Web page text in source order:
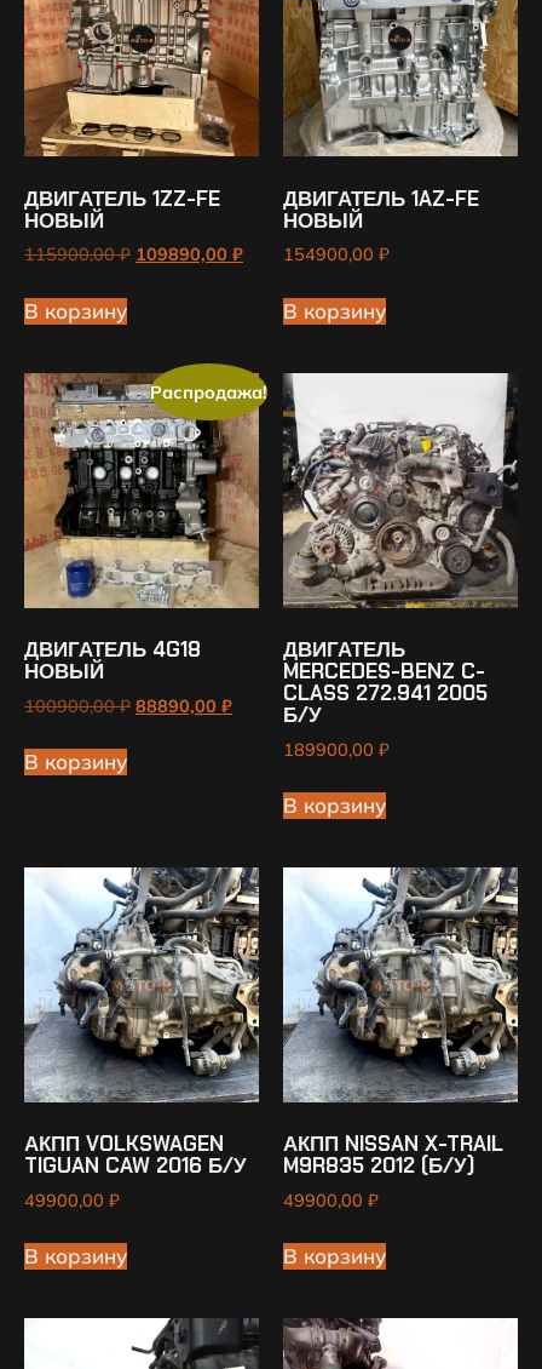
ДВИГАТЕЛЬ 1ZZ-FE
НОВЫЙ
115900,00₽ 109890,00 ₽
В корзину
ДВИГАТЕЛЬ 1AZ-FE
НОВЫЙ
154900,00 ₽
В корзину
Распродажа!
ДВИГАТЕЛЬ 4G18
НОВЫЙ
100900,00₽ 88890,00 ₽
В корзину
ДВИГАТЕЛЬ
MERCEDES-BENZ C-
CLASS 272.941 2005
Б/У
189900,00 ₽
В корзину
АКПП VOLKSWAGEN
TIGUAN CAW 2016 Б/У
49900,00 ₽
В корзину
АКПП NISSAN X-TRAIL
M9R835 2012 (Б/У)
49900,00 ₽
В корзину